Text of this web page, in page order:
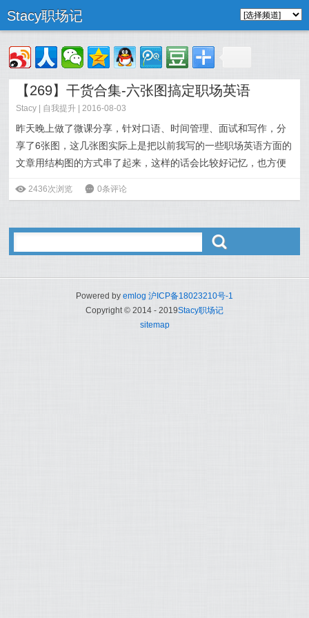
Stacy职场记
【269】干货合集-六张图搞定职场英语
Stacy 自我提升 | 2016-08-03
昨天晚上做了微课分享，针对口语、时间管理、面试和写作，分
享了6张图，这几张图实际上是把以前我写的一些职场英语方面的
文章用结构图的方式串了起来，这样的话会比较好记忆，也方便
阅读全文>>
ė 2436次浏览 6 0条评论
ő
Powered by emlog 沪ICP备18023210号-1
Copyright © 2014 - 2019Stacy职场记
sitemap